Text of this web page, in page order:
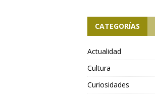
CATEGORÍAS
Actualidad
Cultura
Curiosidades